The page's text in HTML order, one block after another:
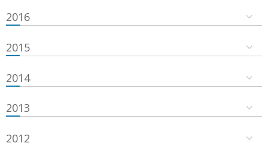
2016
2015
2014
2013
2012